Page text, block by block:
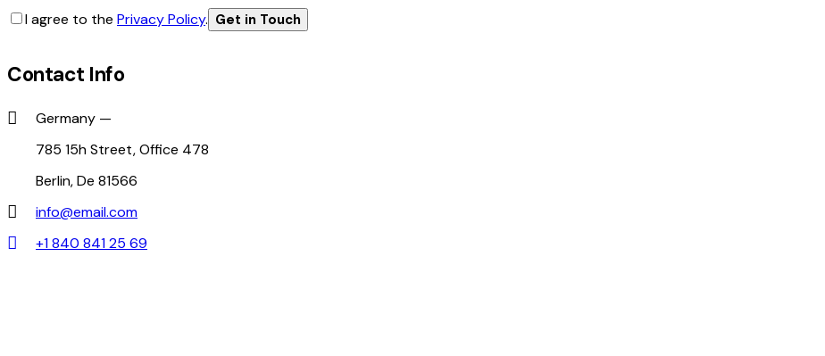
I agree to the Privacy Policy.
Contact Info
Germany —
785 15h Street, Office 478
Berlin, De 81566
info@email.com
+1 840 841 25 69